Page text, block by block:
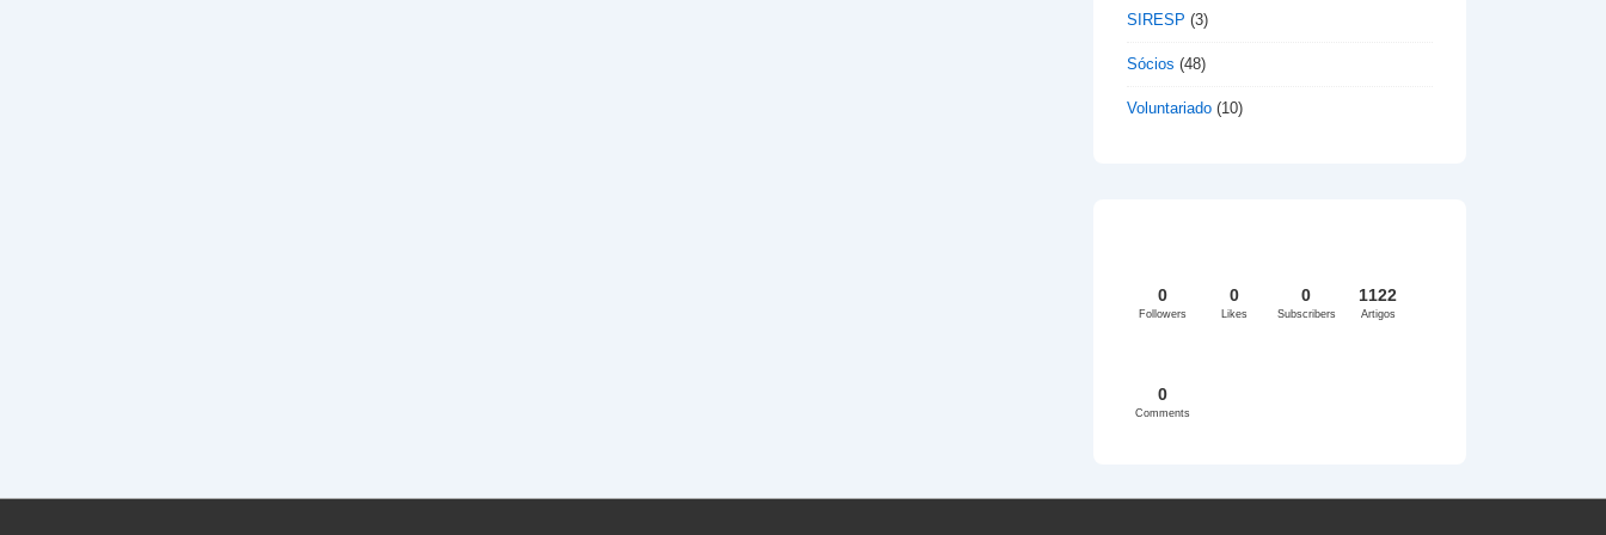
SIRESP (3)
Sócios (48)
Voluntariado (10)
0
Followers
0
Likes
0
Subscribers
1122
Artigos
0
Comments